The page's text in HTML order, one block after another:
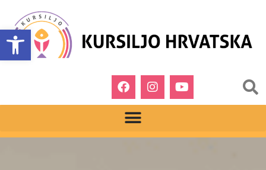
Open toolbar